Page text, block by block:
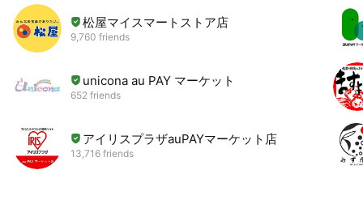
松屋マイスマートストア店
9,760 friends
unicona au PAY マーケット
652 friends
アイリスプラザauPAYマーケット店
13,716 friends